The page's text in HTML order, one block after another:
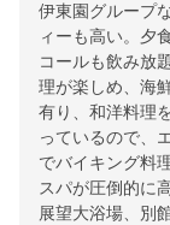
伊東園グループ
ィーも高い。夕
コールも飲み放
理が楽しめ、海
有り、和洋料理
っているので、
でバイキング料
スパが圧倒的に
展望大浴場、別